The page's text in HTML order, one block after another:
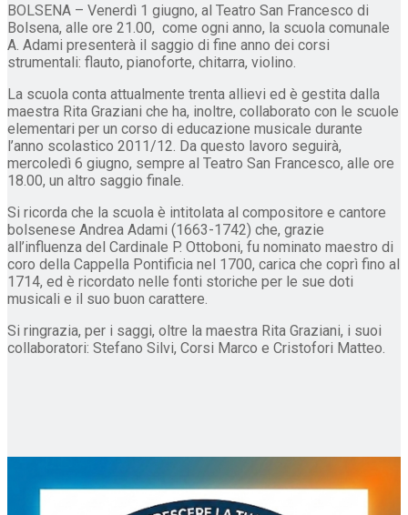
BOLSENA – Venerdì 1 giugno, al Teatro San Francesco di
Bolsena, alle ore 21.00, come ogni anno, la scuola comunale
A. Adami presenterà il saggio di fine anno dei corsi
strumentali: flauto, pianoforte, chitarra, violino.
La scuola conta attualmente trenta allievi ed è gestita dalla
maestra Rita Graziani che ha, inoltre, collaborato con le scuole
elementari per un corso di educazione musicale durante
l’anno scolastico 2011/12. Da questo lavoro seguirà,
mercoledì 6 giugno, sempre al Teatro San Francesco, alle ore
18.00, un altro saggio finale.
Si ricorda che la scuola è intitolata al compositore e cantore
bolsenese Andrea Adami (1663-1742) che, grazie
all’influenza del Cardinale P. Ottoboni, fu nominato maestro di
coro della Cappella Pontificia nel 1700, carica che coprì fino al
1714, ed è ricordato nelle fonti storiche per le sue doti
musicali e il suo buon carattere.
Si ringrazia, per i saggi, oltre la maestra Rita Graziani, i suoi
collaboratori: Stefano Silvi, Corsi Marco e Cristofori Matteo.